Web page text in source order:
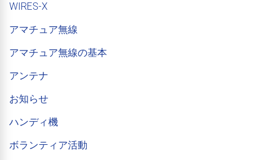
WIRES-X
アマチュア無線
アマチュア無線の基本
アンテナ
お知らせ
ハンディ機
ボランティア活動